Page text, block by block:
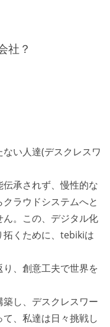
社？
い人達(デスクレスワ
承されず、慢性的な
ラウドシステムへと
。この、デジタル化
拓くために、tebikiは
、創意工夫で世界を
し、デスクレスワー
、私達は日々挑戦し